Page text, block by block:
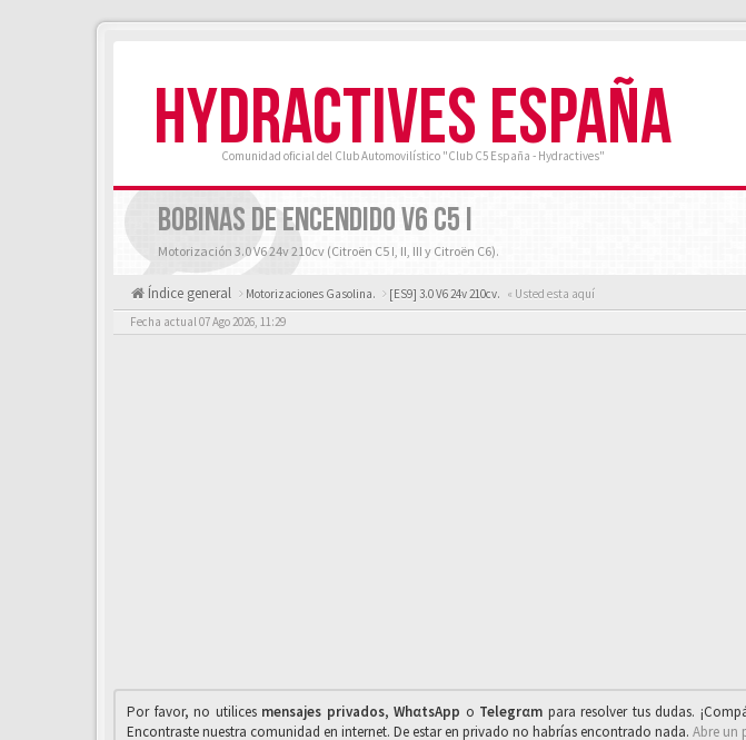
HYDRACTIVES ESPAÑA
Comunidad oficial del Club Automovilístico "Club C5 España - Hydractives"
BOBINAS DE ENCENDIDO V6 C5 I
Motorización 3.0 V6 24v 210cv (Citroën C5 I, II, III y Citroën C6).
Índice general Motorizaciones Gasolina. [ES9] 3.0 V6 24v 210cv. « Usted esta aquí
Fecha actual 07 Ago 2026, 11:29
Por favor, no utilices mensajes privados,WhαtsApp o Telegrαm para resolver tus dudas.
Encontraste nuestra comunidad en internet. De estar en privado no habrías encontrado nada. Abre un